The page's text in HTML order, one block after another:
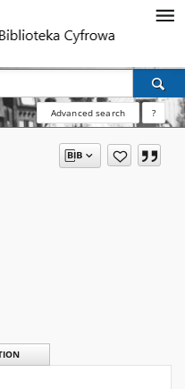
Advanced search ?